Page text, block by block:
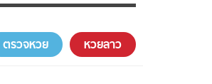
วามรู้รอบตัว
าวทู
ตรวจหวย หวยลาว